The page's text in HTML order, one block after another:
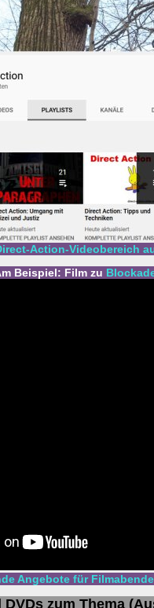
Action-Videobereich
Beispiel: Film zu
Angebote für
zum Thema